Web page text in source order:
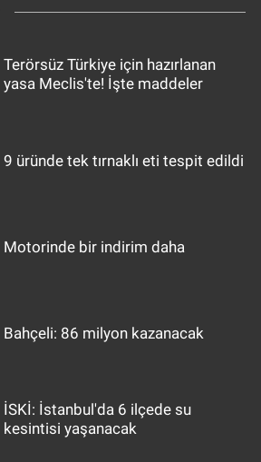
Terörsüz Türkiye için hazırlanan
yasa Meclis'te! İşte maddeler
9 üründe tek tırnaklı eti tespit edildi
Motorinde bir indirim daha
Bahçeli: 86 milyon kazanacak
İSKİ: İstanbul'da 6 ilçede su
kesintisi yaşanacak